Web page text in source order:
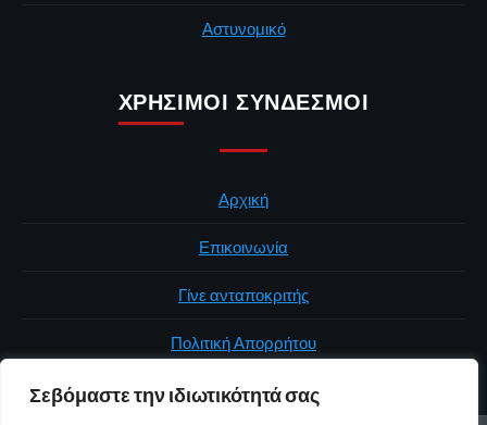
Σεβόμαστε την ιδιωτικότητά σας
Αστυνομικό
ΧΡΉΣΙΜΟΙ ΣΎΝΔΕΣΜΟΙ
Αρχική
Επικοινωνία
Γίνε ανταποκριτής
Πολιτική Απορρήτου